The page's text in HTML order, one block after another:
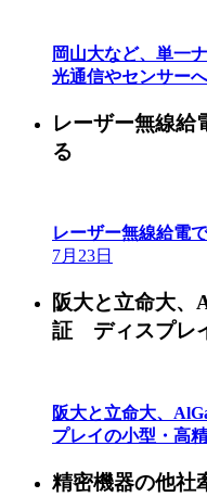
岡山大など、単一
光通信やセンサー
レーザー無線給
る
レーザー無線給電
7月23日
阪大と立命大
証 ディスプレ
阪大と立命大、
プレイの小型・高
精密機器の他